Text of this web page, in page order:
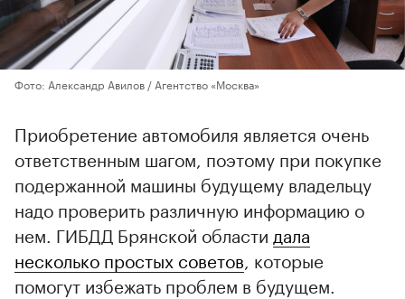
Фото: Александр Авилов / Агентство «Москва»
Приобретение автомобиля является очень
ответственным шагом, поэтому при покупке
подержанной машины будущему владельцу
надо проверить различную информацию о
нем. ГИБДД Брянской области дала
несколько простых советов , которые
помогут избежать проблем в будущем.